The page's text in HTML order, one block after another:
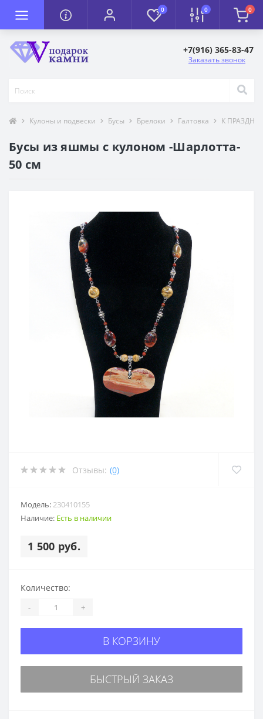
0 0 0
+7(916) 365-83-47
Заказать звонок
Кулоны и подвески Бусы Брелоки Галтовка К
Бусы из яшмы с кулоном -Шарлотта-
50 см
Отзывы: (0)
Модель:230410155
Наличие: Есть в наличии
1 500 руб.
Количество:
- +
В КОРЗИНУ
БЫСТРЫЙ ЗАКАЗ